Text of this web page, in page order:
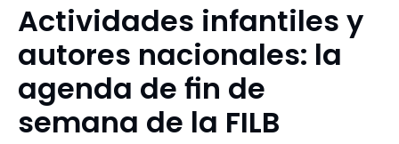
Actividades infantiles y
autores nacionales: la
agenda de fin de
semana de la FILB